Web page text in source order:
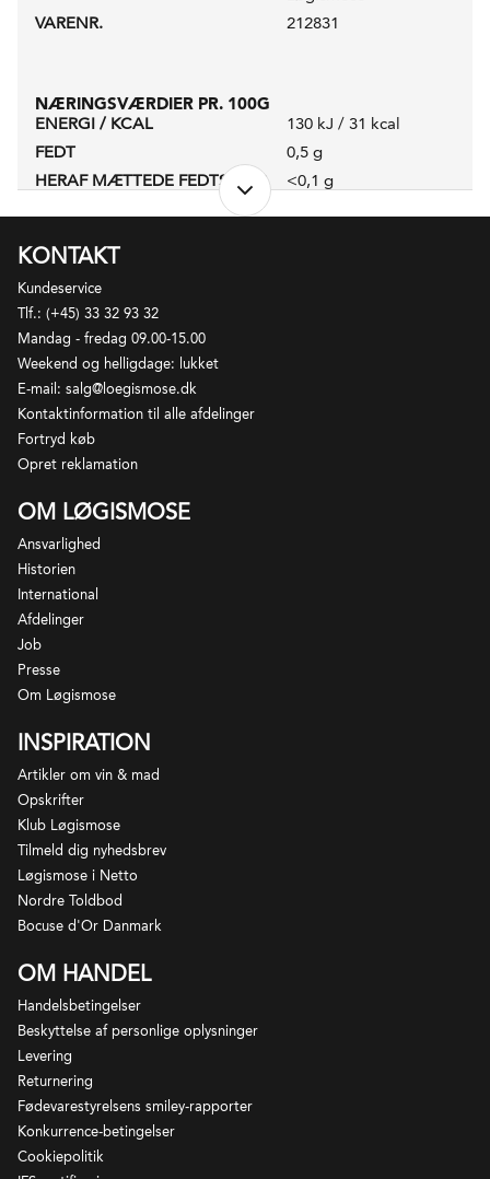
VARENR.
212831
NÆRINGSVÆRDIER PR. 100G
ENERGI / KCAL
130 kJ / 31 kcal
FEDT
0,5 g
HERAF MÆTTEDE FEDTSYRER
<0,1 g
PROTEIN
SALT
KONTAKT
Kundeservice
Tlf.: (+45) 33 32 93 32
Mandag - fredag 09.00-15.00
Weekend og helligdage: lukket
E-mail: salg@loegismose.dk
Kontaktinformation til alle afdelinger
Fortryd køb
Opret reklamation
OM LØGISMOSE
Ansvarlighed
Historien
International
Afdelinger
Job
Presse
Om Løgismose
INSPIRATION
Artikler om vin & mad
Opskrifter
Klub Løgismose
Tilmeld dig nyhedsbrev
Løgismose i Netto
Nordre Toldbod
Bocuse d'Or Danmark
OM HANDEL
Handelsbetingelser
Beskyttelse af personlige oplysninger
Levering
Returnering
Fødevarestyrelsens smiley-rapporter
Konkurrence-betingelser
Cookiepolitik